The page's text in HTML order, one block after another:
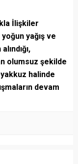
İlişkiler
yağış ve
olumsuz şekilde
halinde
devam